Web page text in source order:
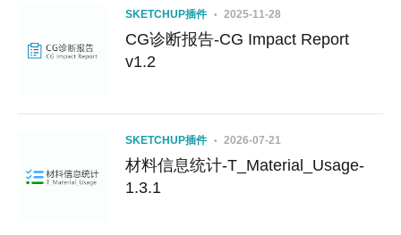
SKETCHUP插件 2025-11-28
CG诊断报告-CG Impact Report
v1.2
SKETCHUP插件 2026-07-21
材料信息统计-T_Material_Usage-
1.3.1